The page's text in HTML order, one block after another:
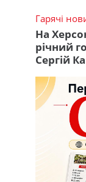
Гарячі
На
річний
Сергій